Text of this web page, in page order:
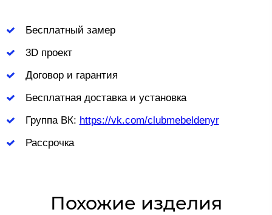
Бесплатный замер
3D проект
Договор и гарантия
Бесплатная доставка и установка
Группа ВК: https://vk.com/clubmebeldenyr
Рассрочка
Похожие изделия